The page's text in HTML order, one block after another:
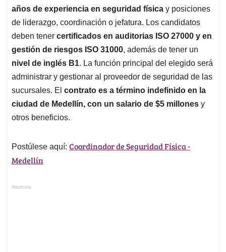
años de experiencia en seguridad física y posiciones
de liderazgo, coordinación o jefatura. Los candidatos
deben tener certificados en auditorias ISO 27000 y en
gestión de riesgos ISO 31000, además de tener un
nivel de inglés B1. La función principal del elegido será
administrar y gestionar al proveedor de seguridad de las
sucursales. El contrato es a término indefinido en la
ciudad de Medellín, con un salario de $5 millones y
otros beneficios.
Postúlese aquí: Coordinador de Seguridad Física -
Medellín
Anuncios.